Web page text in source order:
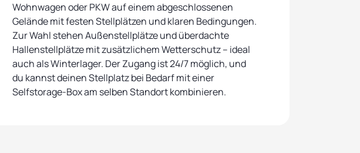
Wohnwagen oder PKW auf einem abgeschlossenen
Gelände mit festen Stellplätzen und klaren Bedingungen.
Zur Wahl stehen Außenstellplätze und überdachte
Hallenstellplätze mit zusätzlichem Wetterschutz – ideal
auch als Winterlager. Der Zugang ist 24/7 möglich, und
du kannst deinen Stellplatz bei Bedarf mit einer
Selfstorage-Box am selben Standort kombinieren.